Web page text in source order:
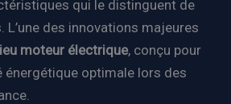
qui le distinguent de
L’une des innovations majeures
moteur électrique, conçu pour
optimale lors des